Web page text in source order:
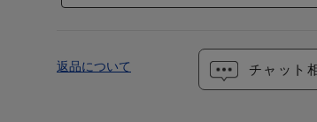
チャット
返品について